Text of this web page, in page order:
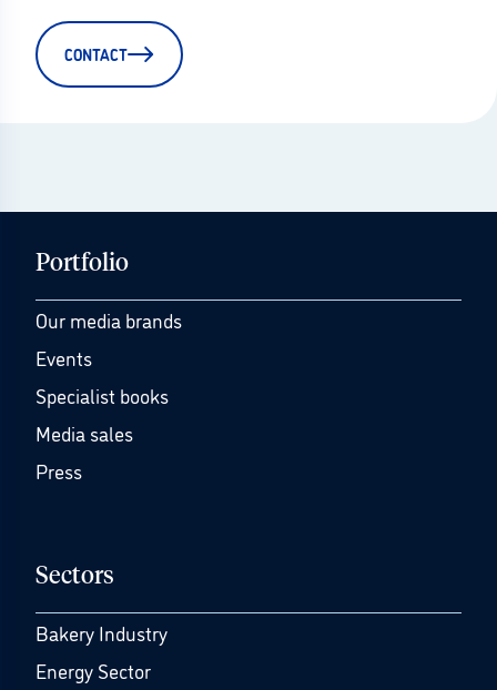
CONTACT
Portfolio
Our media brands
Events
Specialist books
Media sales
Press
Sectors
Bakery Industry
Energy Sector